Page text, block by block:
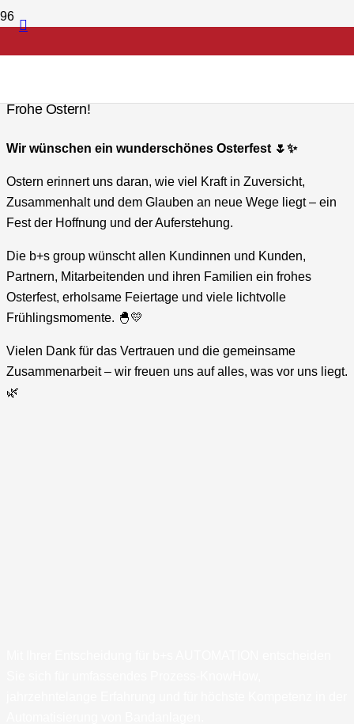
Frohe Ostern!
Wir wünschen ein wunderschönes Osterfest 🌷✨
Ostern erinnert uns daran, wie viel Kraft in Zuversicht,
Zusammenhalt und dem Glauben an neue Wege liegt – ein
Fest der Hoffnung und der Auferstehung.
Die b+s group wünscht allen Kundinnen und Kunden,
Partnern, Mitarbeitenden und ihren Familien ein frohes
Osterfest, erholsame Feiertage und viele lichtvolle
Frühlingsmomente. 🐣💛
Vielen Dank für das Vertrauen und die gemeinsame
Zusammenarbeit – wir freuen uns auf alles, was vor uns liegt.
🌿